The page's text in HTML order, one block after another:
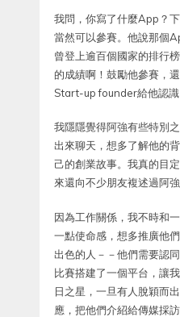
我問，你寫了什麼App？
當然可以參賽。他說那個
曾登上逾百個國家的排行
的成績啊！鼓勵他參賽，
Start-up founder給他認識
我隱隱覺得阿強有些特別
出來聊天，想多了解他的
己的創業故事。我真的目
來還向不少朋友複述過阿
因為工作關係，我不時和
一點使命感，想多推廣他
出色的人－－他們需要認
比賽搭建了一個平台，讓
日之星，一旦有人脫穎而
應，把他們介紹給傳媒採訪